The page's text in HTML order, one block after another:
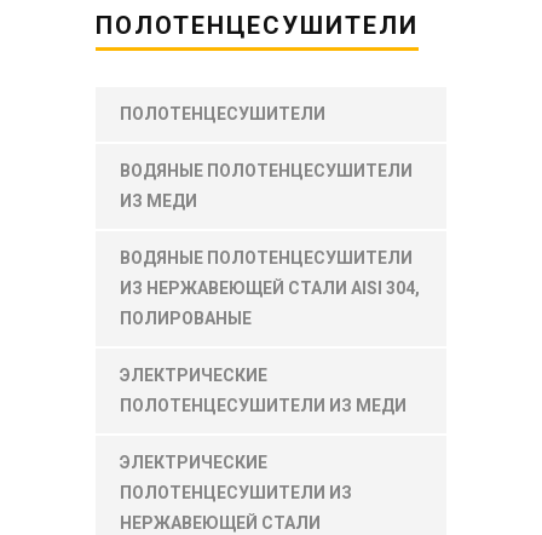
ПОЛОТЕНЦЕСУШИТЕЛИ
ПОЛОТЕНЦЕСУШИТЕЛИ
ВОДЯНЫЕ ПОЛОТЕНЦЕСУШИТЕЛИ
ИЗ МЕДИ
ВОДЯНЫЕ ПОЛОТЕНЦЕСУШИТЕЛИ
ИЗ НЕРЖАВЕЮЩЕЙ СТАЛИ AISI 304,
ПОЛИРОВАНЫЕ
ЭЛЕКТРИЧЕСКИЕ
ПОЛОТЕНЦЕСУШИТЕЛИ ИЗ МЕДИ
ЭЛЕКТРИЧЕСКИЕ
ПОЛОТЕНЦЕСУШИТЕЛИ ИЗ
НЕРЖАВЕЮЩЕЙ СТАЛИ